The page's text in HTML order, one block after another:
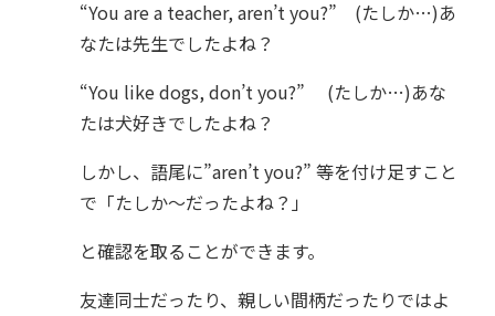
“You are a teacher, aren’t you?” (たしか…)あ
なたは先生でしたよね？
“You like dogs, don’t you?” (たしか…)あな
たは犬好きでしたよね？
しかし、語尾に”aren’t you?” 等を付け足すこと
で「たしか～だったよね？」
と確認を取ることができます。
友達同士だったり、親しい間柄だったりではよ